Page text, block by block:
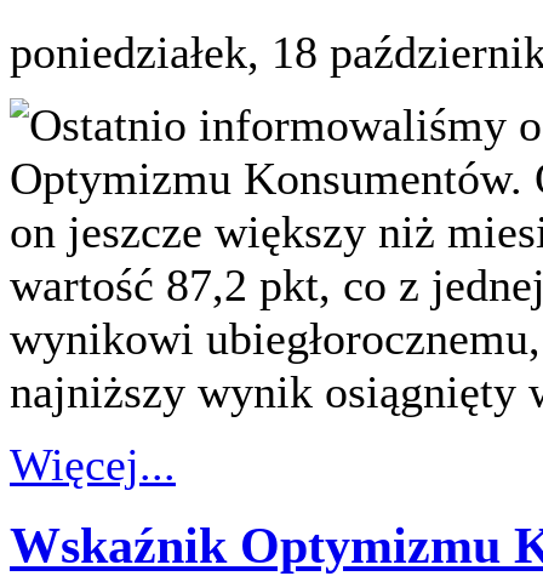
poniedziałek, 18
Ostatnio informowaliśmy
Optymizmu Konsumentów.
on jeszcze większy niż
wartość 87,2 pkt, co z
wynikowi
najniższy wynik osiągnięty
Więcej...
Wskaźnik Optymizmu